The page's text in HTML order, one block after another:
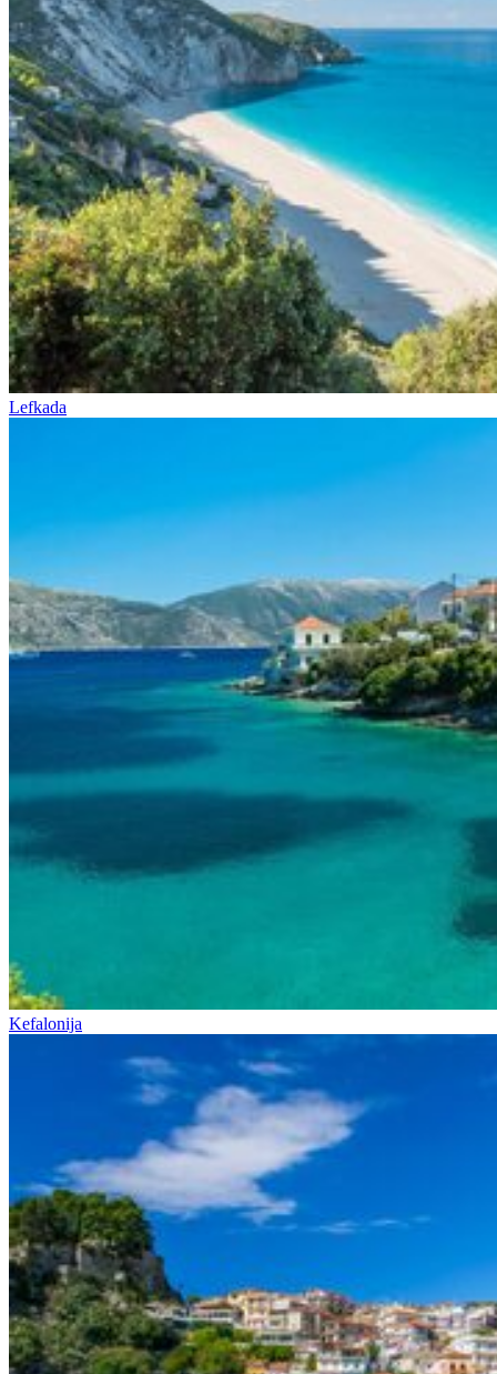
Lefkada
Kefalonija